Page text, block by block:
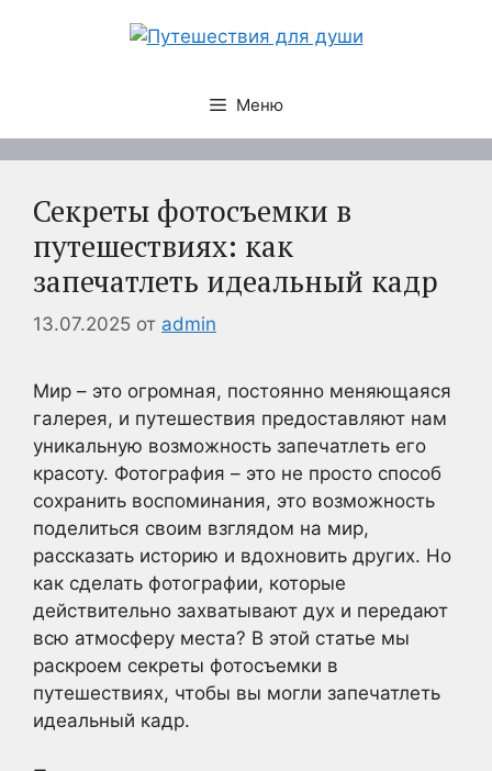
Меню
Секреты фотосъемки в
путешествиях: как
запечатлеть идеальный кадр
13.07.2025 от admin
Мир – это огромная, постоянно меняющаяся
галерея, и путешествия предоставляют нам
уникальную возможность запечатлеть его
красоту. Фотография – это не просто способ
сохранить воспоминания, это возможность
поделиться своим взглядом на мир,
рассказать историю и вдохновить других. Но
как сделать фотографии, которые
действительно захватывают дух и передают
всю атмосферу места? В этой статье мы
раскроем секреты фотосъемки в
путешествиях, чтобы вы могли запечатлеть
идеальный кадр.